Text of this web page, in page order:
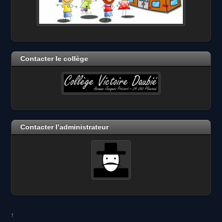
Contacter le collège
Contacter l’administrateur
↑